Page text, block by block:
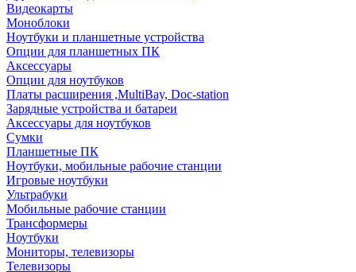
Видеокарты
Моноблоки
Ноутбуки и планшетные устройства
Опции для планшетных ПК
Аксессуары
Опции для ноутбуков
Платы расширения ,MultiBay, Doc-station
Зарядные устройства и батареи
Аксессуары для ноутбуков
Сумки
Планшетные ПК
Ноутбуки, мобильные рабочие станции
Игровые ноутбуки
Ультрабуки
Мобильные рабочие станции
Трансформеры
Ноутбуки
Мониторы, телевизоры
Телевизоры